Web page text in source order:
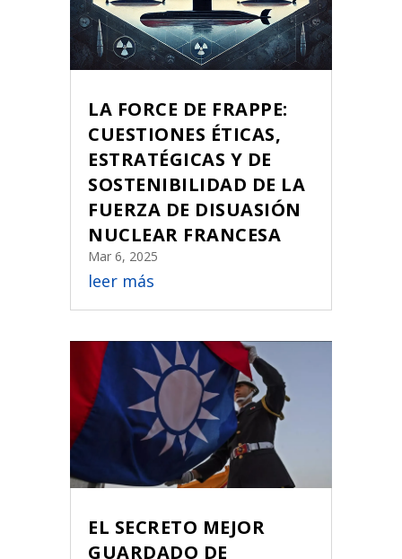
LA FORCE DE FRAPPE:
CUESTIONES ÉTICAS,
ESTRATÉGICAS Y DE
SOSTENIBILIDAD DE LA
FUERZA DE DISUASIÓN
NUCLEAR FRANCESA
Mar 6, 2025
leer más
EL SECRETO MEJOR
GUARDADO DE